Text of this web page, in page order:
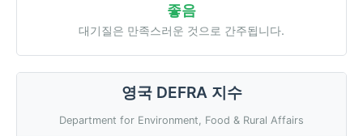
좋음
대기질은 만족스러운 것으로 간주됩니다.
영국 DEFRA 지수
Department for Environment, Food & Rural Affairs